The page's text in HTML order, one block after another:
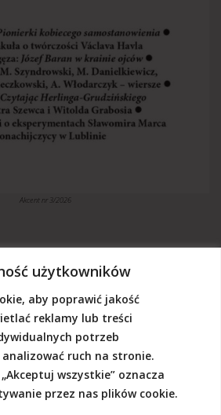
użytkowników
aby poprawić jakość
reklamy lub treści
potrzeb
ruch na stronie.
wszystkie” oznacza
przez nas plików cookie.
Akcent nr 3/2026
niezależnym, utrzymujemy się z dotacji
Będziemy wdzięczni, jeśli zechcą nas
dowolną kwotą.
„Akcent”, ul. Grodzka 3, 20-112 Lublin
na działalność statutową Wschodniej
w sferze pożytku publicznego)